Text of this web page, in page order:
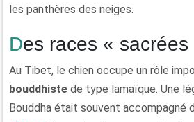
les panthères des neiges.
Des races « sacrées
Au Tibet, le chien occupe un rôle
bouddhiste de type lamaïque. Une
Bouddha était souvent accompagné